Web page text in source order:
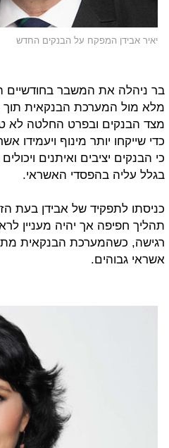
יאיר אבידן המפקח על הבנקים החדש
בר ניהלה את המשבר בחודשיים
מלא מול המערכת הבנקאית
מצד הבנקים ובפרט החלטה לא
כדי שייקחו יותר מינוף
כי הבנקים יציבים ואיתנים
בגלל עליה בהפסדי האשראי.
כניסתו לתפקיד של אבידן בעת
תהליך חפיפה אך יהיה מעניין
רגישה, כשהמערכת הבנקאית
אשראי גבוהים.